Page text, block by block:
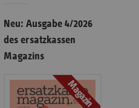
Neu: Ausgabe 4/2026
des ersatzkassen
Magazins
Magazin